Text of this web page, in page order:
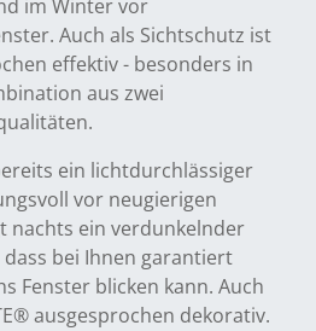
im Winter vor
Auch als Sichtschutz ist
effektiv - besonders in
aus zwei
ein lichtdurchlässiger
vor neugierigen
nachts ein verdunkelnder
bei Ihnen garantiert
Fenster blicken kann. Auch
ausgesprochen dekorativ.